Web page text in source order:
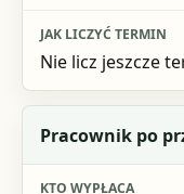
Nie licz jeszcze
Pracownik po